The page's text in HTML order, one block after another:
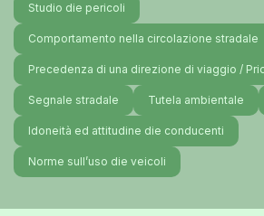
Studio die pericoli
Comportamento nella circolazione stradale
Precedenza di una direzione di viaggio /
Segnale stradale Tutela ambientale
Idoneità ed attitudine die conducenti
Norme sull’uso die veicoli